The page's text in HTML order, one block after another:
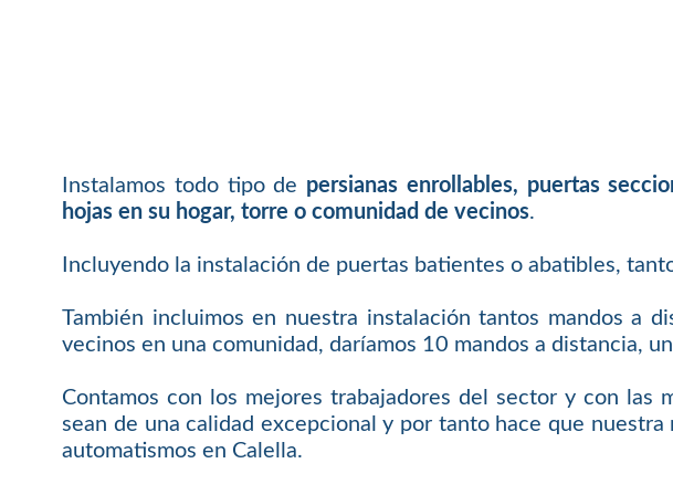
Instalamos todo tipo de persianas enrollables, puertas
hojas en su hogar, torre o comunidad de vecinos.
Incluyendo la instalación de puertas batientes o abatibles,
También incluimos en nuestra instalación tantos mandos a
vecinos en una comunidad, daríamos 10 mandos a distancia,
Contamos con los mejores trabajadores del sector y con las
sean de una calidad excepcional y por tanto hace que
automatismos en Calella.